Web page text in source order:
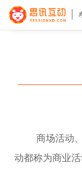
商场活动
动都称为商业